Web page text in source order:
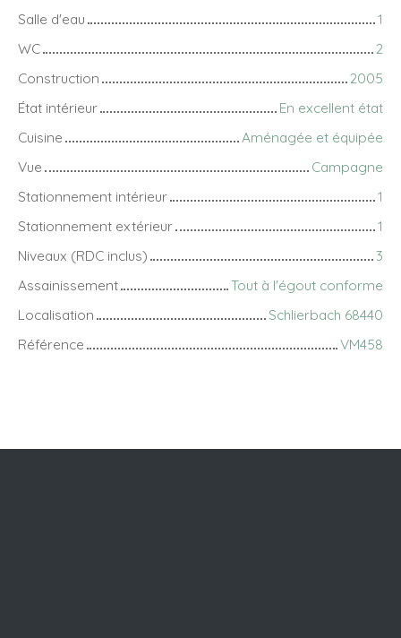
Salle d'eau
1
WC
2
Construction
2005
État intérieur
En excellent état
Cuisine
Aménagée et équipée
Vue
Campagne
Stationnement intérieur
1
Stationnement extérieur
1
Niveaux (RDC inclus)
3
Assainissement
Tout à l'égout conforme
Localisation
Schlierbach 68440
Référence
VM458